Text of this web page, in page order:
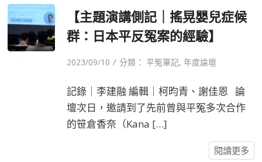
【主題演講側記｜搖晃嬰兒症候
群：日本平反冤案的經驗】
2023/09/10 / 分類：平冤筆記,年度論壇
記錄｜李建融 編輯｜柯昀青、謝佳恩 論
壇次日，邀請到了先前曾與平冤多次合作
的笹倉香奈（Kana […]
閱讀更多